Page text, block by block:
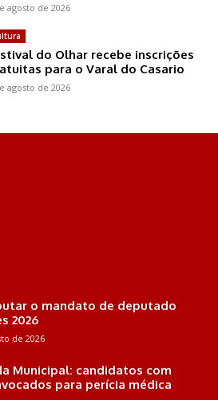
agosto de 2026
do Olhar recebe inscrições
para o Varal do Casario
agosto de 2026
o mandato de deputado
2026
de 2026
Municipal: candidatos com
para perícia médica